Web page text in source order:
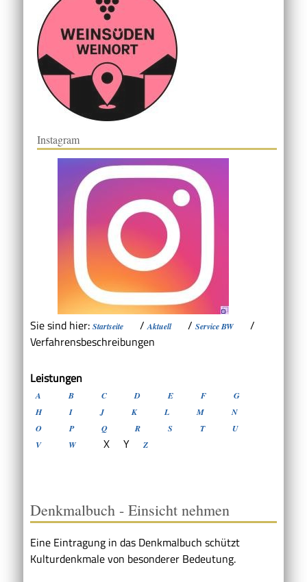
Instagram
Sie sind hier: Startseite /Aktuell / Service BW
/
Verfahrensbeschreibungen
Leistungen
A B C D E F
G
H
I J K L M
N
O
P Q R S T
U
V
W X Y Z
Denkmalbuch - Einsicht nehmen
Eine Eintragung in das Denkmalbuch schützt
Kulturdenkmale von besonderer Bedeutung.